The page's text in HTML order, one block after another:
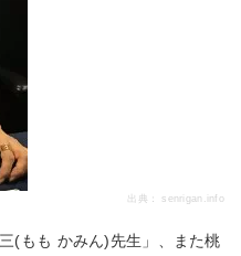
出典： senrigan.info
(もも かみん)先生」、また桃